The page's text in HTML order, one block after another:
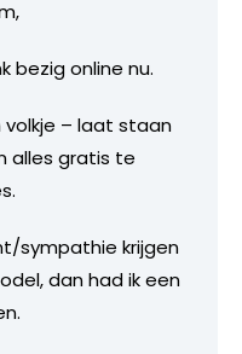
bezig online nu.
volkje – laat staan
alles gratis te
sympathie krijgen
dan had ik een